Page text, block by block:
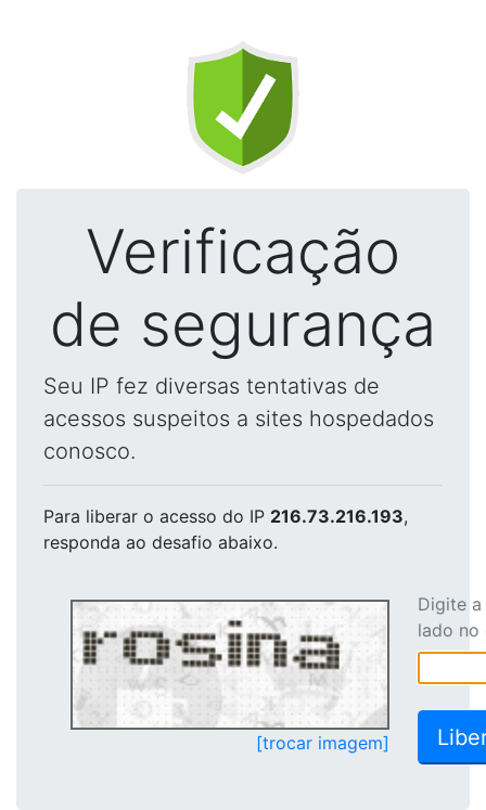
Verificação
de segurança
Seu IP fez diversas tentativas de
acessos suspeitos a sites hospedados
conosco.
Para liberar o acesso do IP 216.73.216.193,
responda ao desafio abaixo.
[trocar imagem]
Digite
lado no